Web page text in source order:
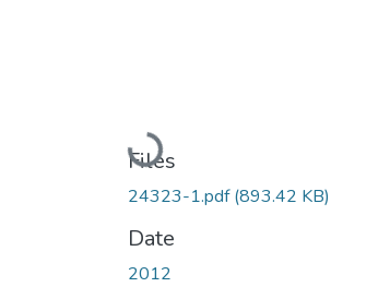
Loading...
Files
24323-1.pdf(893.42 KB)
Date
2012